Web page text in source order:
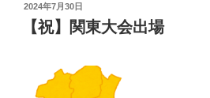
投
日:
2024年7月30日
【祝】関東大会出場